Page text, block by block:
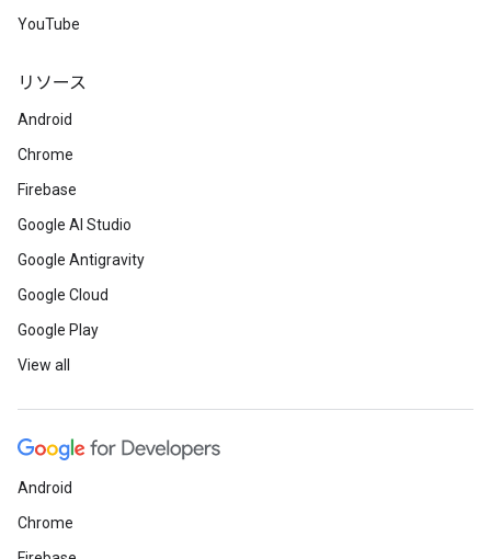
YouTube
リソース
Android
Chrome
Firebase
Google AI Studio
Google Antigravity
Google Cloud
Google Play
View all
Android
Chrome